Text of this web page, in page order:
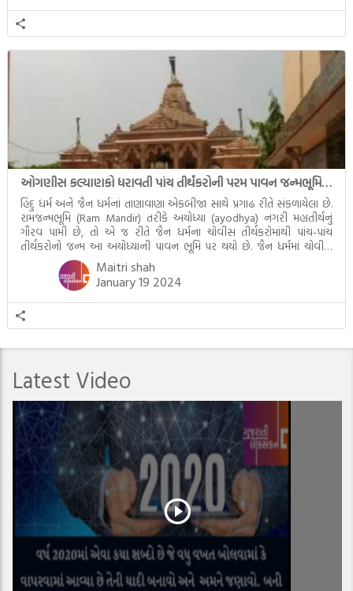
ઓગણીસ કલ્યાણકો ધરાવતી પાંચ તીર્થંકરોની પરમ પાવન જન્મભૂમિ – અયોધ્યા (Ayodhya)
હિંદુ ધર્મ અને જૈન ધર્મનાં તાણાવાણા એકબીજા સાથે પ્રગાઢ રીતે સંકળાયેલા છે.
રામજન્મભૂમિ (Ram Mandir) તરીકે અયોધ્યા (ayodhya) નગરી મહાતીર્થનું
ગૌરવ પામી છે, તો એ જ રીતે જૈન ધર્મના ચોવીસ તીર્થંકરોમાંથી પાંચ-પાંચ
તીર્થંકરોનો જન્મ આ અયોધ્યાની પાવન ભૂમિ પર થયો છે. જૈન ધર્મમાં ચોવીસ
તીર્થંકરોમાંથી પાંચ-પાંચ તીર્થંકરોનાં કલ્યાણકો અહીં આવ્યાં છે. દરેક તીર્થંકરના
જીવનની ચ્યવન(માતાના […]
Maitri shah
January 19 2024
Latest Video